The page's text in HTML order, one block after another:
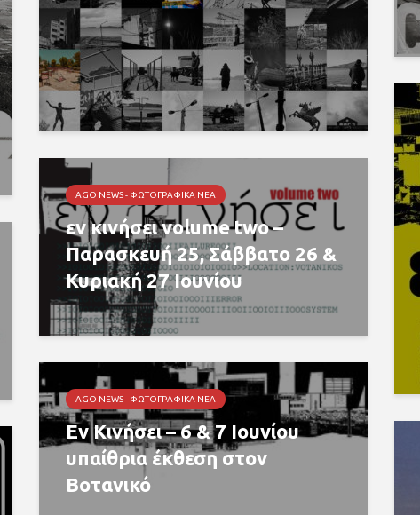
AGO NEWS - ΦΩΤΟΓΡΑΦΙΚΆ ΝΈΑ
εν κινήσει volume two –
Παρασκευή 25, Σάββατο 26 &
Κυριακή 27 Ιουνίου
AGO NEWS - ΦΩΤΟΓΡΑΦΙΚΆ ΝΈΑ
Εν Κινήσει – 6 & 7 Ιουνίου
υπαίθρια έκθεση στον
Βοτανικό